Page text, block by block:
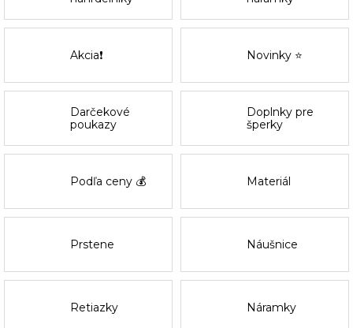
Akcia❗ Novinky ⭐
Darčekové
poukazy
Doplnky pre
šperky
Podľa ceny 💰 Materiál
Prstene Náušnice
Retiazky Náramky